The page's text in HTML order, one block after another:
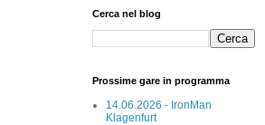
Cerca nel blog
Prossime gare in programma
14.06.2026 - IronMan
Klagenfurt